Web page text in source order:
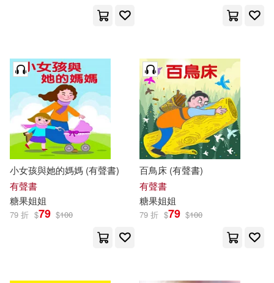
小女孩與她的媽媽 (有聲書)
有聲書
糖果姐姐
79 折 $79 $100
百鳥床 (有聲書)
有聲書
糖果姐姐
79 折 $79 $100